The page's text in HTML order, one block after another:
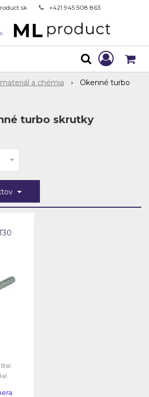
+421 945 508 863
a chémia
Okenné turbo
turbo skrutky